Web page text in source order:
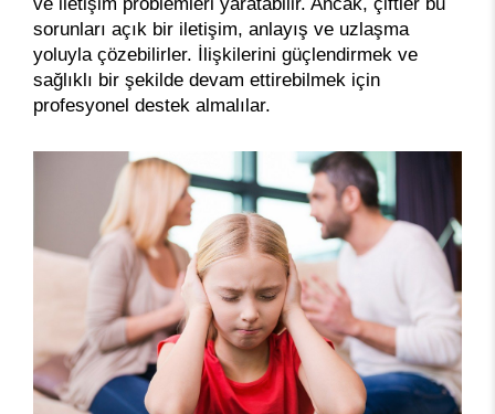
sorunları açık bir iletişim, anlayış ve uzlaşma
yoluyla çözebilirler. İlişkilerini güçlendirmek ve
sağlıklı bir şekilde devam ettirebilmek için
profesyonel destek almalılar.